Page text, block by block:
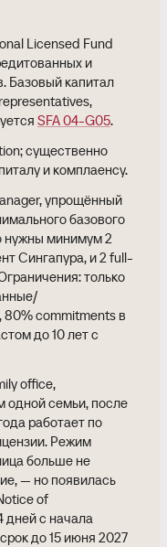
Licensed Fund
и
Базовый капитал
SFA 04-G05.
существенно
и комплаенсу.
упрощённый
базового
нужны минимум 2
Сингапура, и 2 full-
только
80% commitments в
до 10 лет с
office,
одной семьи, после
работает по
Режим
больше не
— но появилась
of
дней с начала
до 15 июня 2027